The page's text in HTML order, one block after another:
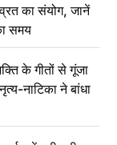
का संयोग, जानें
समय
के गीतों से गूंजा
नाटिका ने बांधा